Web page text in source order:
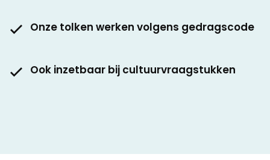
Onze tolken werken volgens gedragscode
Ook inzetbaar bij cultuurvraagstukken